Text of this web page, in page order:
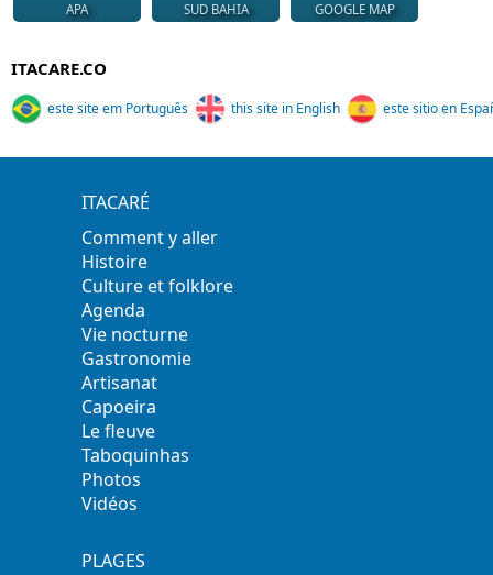
APA SUD BAHIA GOOGLE MAP
ITACARE.CO
este site em Português this site in English este sitio en
ITACARÉ
Comment y aller
Histoire
Culture et folklore
Agenda
Vie nocturne
Gastronomie
Artisanat
Capoeira
Le fleuve
Taboquinhas
Photos
Vidéos
PLAGES